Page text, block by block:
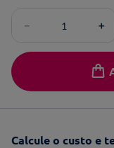
＋
－
Calcule o custo e